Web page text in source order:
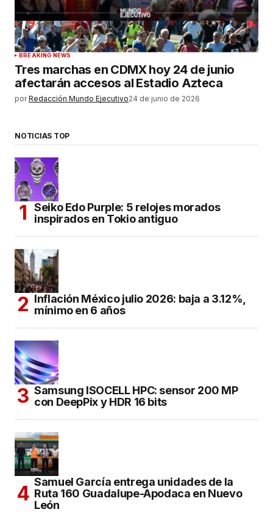
BREAKING NEWS
Tres marchas en CDMX hoy 24 de junio
afectarán accesos al Estadio Azteca
por Redacción Mundo Ejecutivo24 de junio de 2026
NOTICIAS TOP
Seiko Edo Purple: 5 relojes morados
inspirados en Tokio antiguo
Inflación México julio 2026: baja a 3.12%,
mínimo en 6 años
Samsung ISOCELL HPC: sensor 200 MP
con DeepPix y HDR 16 bits
Samuel García entrega unidades de la
Ruta 160 Guadalupe-Apodaca en Nuevo
León